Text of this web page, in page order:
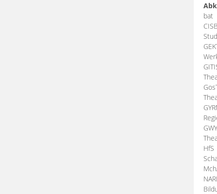
bat
HfS